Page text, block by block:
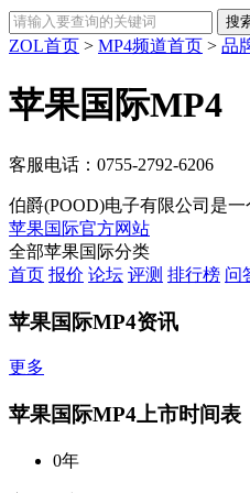
ZOL首页 > MP4频道首页 > 品
苹果国际MP4
客服电话： 0755-2792-6206
伯爵(POOD)电子有限公司是
苹果国际官方网站
全部苹果国际分类
首页 报价 论坛 评测 排行榜 问
苹果国际MP4资讯
更多
苹果国际MP4上市时间表
0年